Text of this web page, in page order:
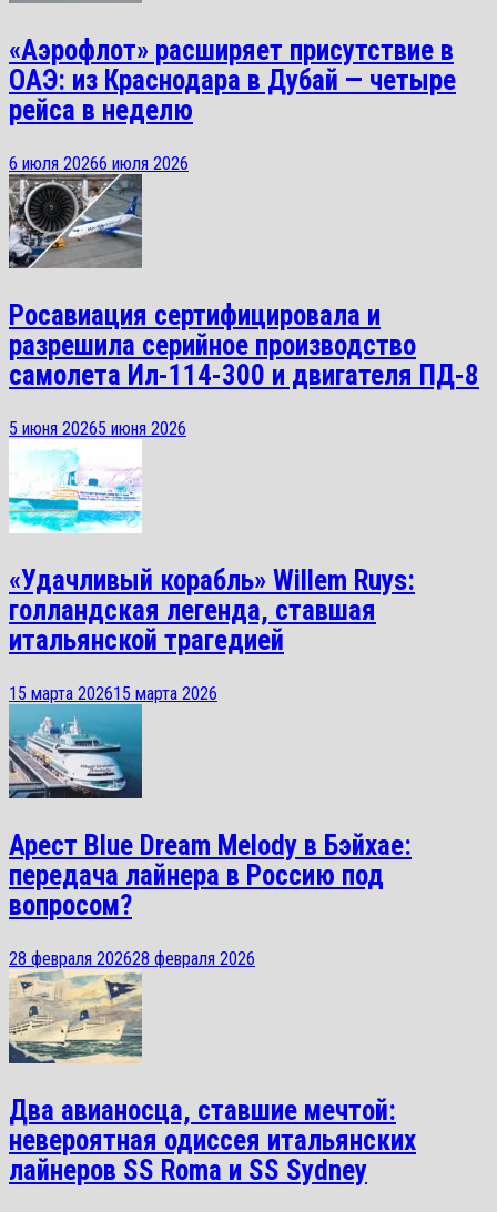
«Аэрофлот» расширяет присутствие в
ОАЭ: из Краснодара в Дубай — четыре
рейса в неделю
6 июля 20266 июля 2026
Росавиация сертифицировала и
разрешила серийное производство
самолета Ил-114-300 и двигателя ПД-8
5 июня 20265 июня 2026
«Удачливый корабль» Willem Ruys:
голландская легенда, ставшая
итальянской трагедией
15 марта 202615 марта 2026
Арест Blue Dream Melody в Бэйхае:
передача лайнера в Россию под
вопросом?
28 февраля 202628 февраля 2026
Два авианосца, ставшие мечтой:
невероятная одиссея итальянских
лайнеров SS Roma и SS Sydney